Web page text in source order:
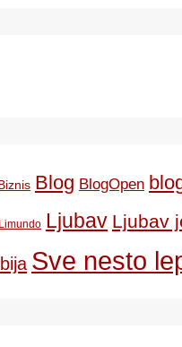
Blog BlogOpen
Limundo Ljubav Ljubav
Sve nesto